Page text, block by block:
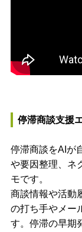
停滞商談支援
停滞商談をAIが
や要因整理、ネ
モです。
商談情報や活動
の打ち手やメー
す。停滞の早期